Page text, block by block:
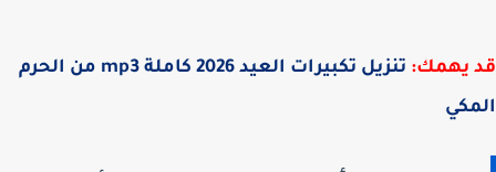
يهمك:
تنزيل تكبيرات العيد 2026 كاملة mp3 من الحرم